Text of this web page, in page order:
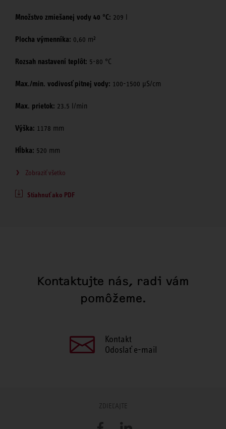
Množstvo zmiešanej vody 40 °C: 209 l
Plocha výmenníka: 0,60 m²
Rozsah nastavení teplôt: 5-80 °C
Max./min. vodivosť pitnej vody: 100-1500 μS/cm
Max. prietok: 23.5 l/min
Výška: 1178 mm
Hĺbka: 520 mm
Zobraziť všetko
Stiahnuť ako PDF
Kontaktujte nás, radi vám
pomôžeme.
Kontakt
Odoslať e-mail
ZDIEĽAJTE
FacebookLinkedIn